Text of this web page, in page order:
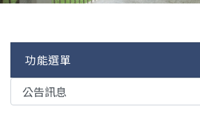
功能選單